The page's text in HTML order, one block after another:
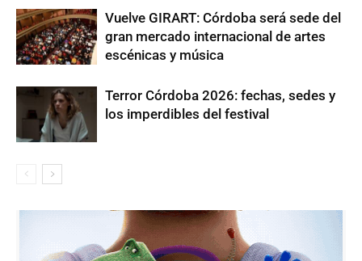
Vuelve GIRART: Córdoba será sede del
gran mercado internacional de artes
escénicas y música
Terror Córdoba 2026: fechas, sedes y
los imperdibles del festival